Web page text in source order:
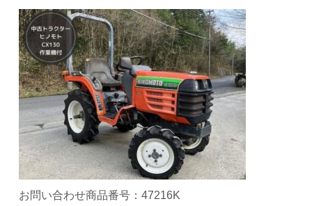
お問い合わせ商品番号：47216K